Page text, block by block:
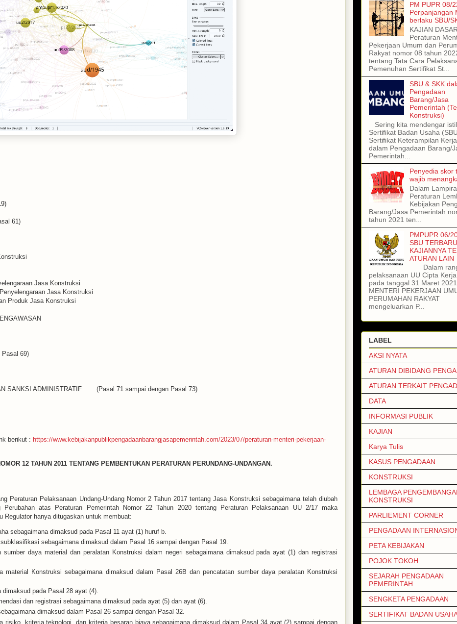
61)
Jasa Konstruksi
Jasa Konstruksi
Produk Jasa Konstruksi
Pasal 69)
SANKSI ADMINISTRATIF
(Pasal 71 sampai dengan Pasal 73)
berikut : https://www.kebijakanpublikpengadaanbarangjasapemerintah.com/2023/07/peraturan-menteri-pekerjaan-
12 TAHUN 2011 TENTANG PEMBENTUKAN PERATURAN PERUNDANG-UNDANGAN.
Peraturan Pelaksanaan Undang-Undang Nomor 2 Tahun 2017 tentang Jasa Konstruksi sebagaimana telah diubah
atas Peraturan Pemerintah Nomor 22 Tahun 2020 tentang Peraturan Pelaksanaan UU 2/17 maka
Regulator hanya ditugaskan untuk membuat:
sebagaimana dimaksud pada Pasal 11 ayat (1) huruf b.
sebagaimana dimaksud dalam Pasal 16 sampai dengan Pasal 19.
sumber daya material dan peralatan Konstruksi dalam negeri sebagaimana dimaksud pada ayat (1) dan registrasi
material Konstruksi sebagaimana dimaksud dalam Pasal 26B dan pencatatan sumber daya peralatan Konstruksi
pada Pasal 28 ayat (4).
dan registrasi sebagaimana dimaksud pada ayat (5) dan ayat (6).
dimaksud dalam Pasal 26 sampai dengan Pasal 32.
risiko, kriteria teknologi, dan kriteria besaran biaya sebagaimana dimaksud dalam Pasal 34 ayat (2) sampai dengan
PM PUPR 08/
Perpanjangan
berlaku SBU/
KAJIAN
Peraturan
Pekerjaan Umum dan
Rakyat nomor 08 tahun
tentang Tata Cara
Pemenuhan Sertifikat St...
SBU & SKK
Pengadaan
Barang/Jasa
Pemerintah
Konstruksi)
Sering kita mendengar
Sertifikat Badan Usaha
Sertifikat Keterampilan
dalam Pengadaan Barang/
Pemerintah...
Penyedia skor
wajib
Dalam
Peraturan
Kebijakan
Barang/Jasa Pemerintah
tahun 2021 ten...
PMPUPR 06/
SBU
KAJIANNYA
ATURAN LAIN
Dalam
pelaksanaan UU Cipta
pada tanggal 31 Maret
MENTERI PEKERJAAN
PERUMAHAN RAKYAT
mengeluarkan P...
LABEL
AKSI NYATA
ATURAN DIBIDANG
ATURAN TERKAIT
DATA
INFORMASI PUBLIK
KAJIAN
Karya Tulis
KASUS PENGADAAN
KONSTRUKSI
LEMBAGA
KONSTRUKSI
PARLIEMENT CORNER
PENGADAAN
PETA KEBIJAKAN
POJOK TOKOH
SEJARAH PENGADAAN
PEMERINTAH
SENGKETA PENGADAAN
SERTIFIKAT BADAN